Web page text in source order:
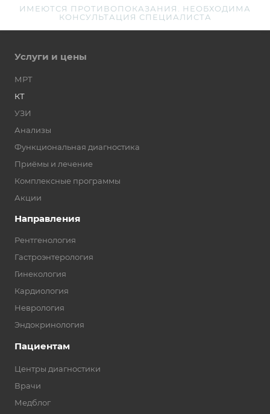
ИМЕЮТСЯ ПРОТИВОПОКАЗАНИЯ. НЕОБХОДИМА
КОНСУЛЬТАЦИЯ СПЕЦИАЛИСТА
Услуги и цены
МРТ
КТ
УЗИ
Анализы
Функциональная диагностика
Приёмы и лечение
Комплексные программы
Акции
Направления
Рентгенология
Гастроэнтерология
Гинекология
Кардиология
Неврология
Эндокринология
Пациентам
Центры диагностики
Врачи
Медблог